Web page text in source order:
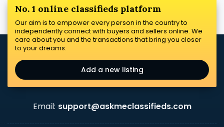
No. 1 online classifieds platform
Our aim is to empower every person in the country to
independently connect with buyers and sellers online. We
care about you and the transactions that bring you closer
to your dreams.
Add a new listing
Email: support@askmeclassifieds.com